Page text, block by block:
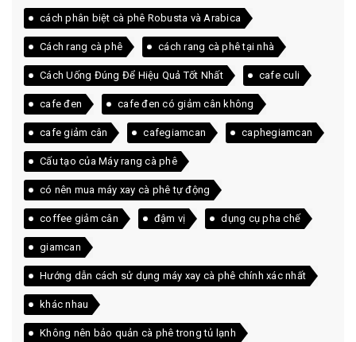
cách phân biệt cà phê Robusta và Arabica
Cách rang cà phê cách rang cà phê tại nhà
Cách Uống Đúng Để Hiệu Quả Tốt Nhất cafe culi
cafe đen cafe đen có giảm cân không
cafe giảm cân cafegiamcan caphegiamcan
Cấu tạo của Máy rang cà phê
có nên mua máy xay cà phê tự động
coffee giảm cân đậm vị dụng cụ pha chế
giamcan
Hướng dẫn cách sử dụng máy xay cà phê chính xác nhất
khác nhau
Không nên bảo quản cà phê trong tủ lạnh